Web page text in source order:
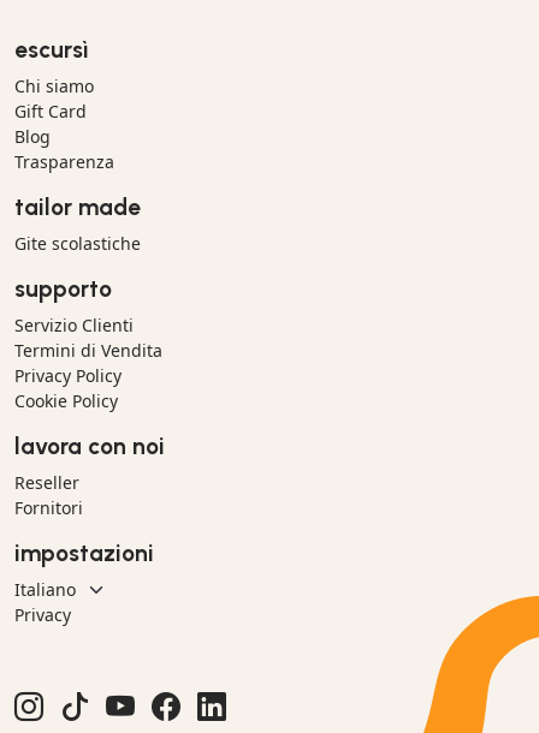
escursì
Chi siamo
Gift Card
Blog
Trasparenza
tailor made
Gite scolastiche
supporto
Servizio Clienti
Termini di Vendita
Privacy Policy
Cookie Policy
lavora con noi
Reseller
Fornitori
impostazioni
Privacy